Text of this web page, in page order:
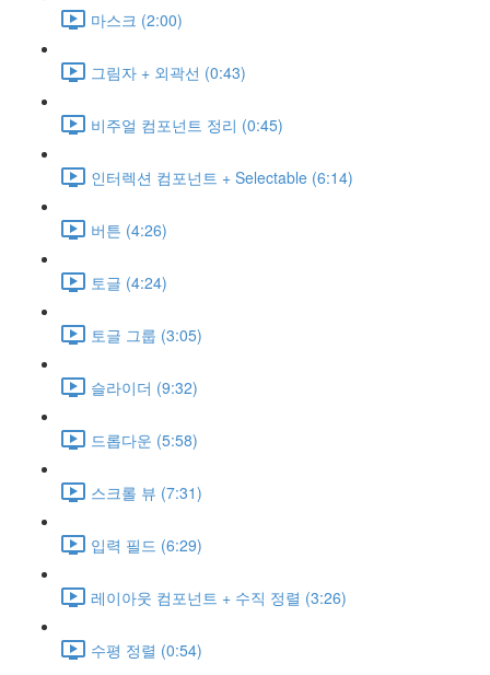
마스크 (2:00)
그림자 + 외곽선 (0:43)
비주얼 컴포넌트 정리 (0:45)
인터렉션 컴포넌트 + Selectable (6:14)
버튼 (4:26)
토글 (4:24)
토글 그룹 (3:05)
슬라이더 (9:32)
드롭다운 (5:58)
스크롤 뷰 (7:31)
입력 필드 (6:29)
레이아웃 컴포넌트 + 수직 정렬 (3:26)
수평 정렬 (0:54)